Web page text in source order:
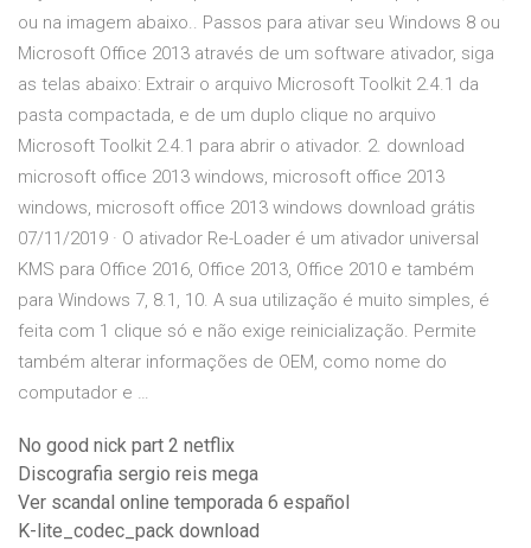
ou na imagem abaixo.. Passos para ativar seu Windows 8 ou
Microsoft Office 2013 através de um software ativador, siga
as telas abaixo: Extrair o arquivo Microsoft Toolkit 2.4.1 da
pasta compactada, e de um duplo clique no arquivo
Microsoft Toolkit 2.4.1 para abrir o ativador. 2. download
microsoft office 2013 windows, microsoft office 2013
windows, microsoft office 2013 windows download grátis
07/11/2019 · O ativador Re-Loader é um ativador universal
KMS para Office 2016, Office 2013, Office 2010 e também
para Windows 7, 8.1, 10. A sua utilização é muito simples, é
feita com 1 clique só e não exige reinicialização. Permite
também alterar informações de OEM, como nome do
computador e …
No good nick part 2 netflix
Discografia sergio reis mega
Ver scandal online temporada 6 español
K-lite_codec_pack download